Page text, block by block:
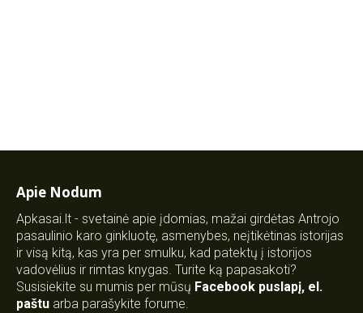
Apie Nodum
Apkasai.lt - svetainė apie įdomias, mažai girdėtas Antrojo
pasaulinio karo ginkluotę, asmenybes, neįtikėtinas istorijas
ir visą kitą, kas yra per smulku, kad patektų į istorijos
vadovėlius ir rimtas knygas. Turite ką papasakoti?
Susisiekite su mumis per mūsų Facebook puslapį, el.
paštu arba parašykite forume.